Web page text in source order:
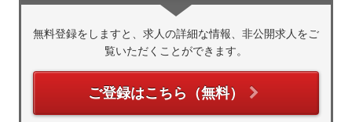
無料登録をしますと、求人の詳細な情報、非公開求人をご
覧いただくことができます。
ご登録はこちら（無料）